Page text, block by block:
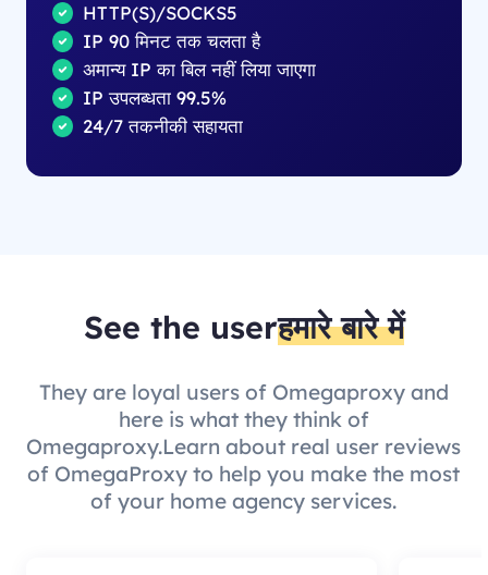
HTTP(S)/SOCKS5
IP 90 मिनट तक चलता है
अमान्य IP का बिल नहीं लिया जाएगा
IP उपलब्धता 99.5%
24/7 तकनीकी सहायता
See the userहमारे बारे में
They are loyal users of Omegaproxy and
here is what they think of
Omegaproxy.Learn about real user reviews
of OmegaProxy to help you make the most
of your home agency services.